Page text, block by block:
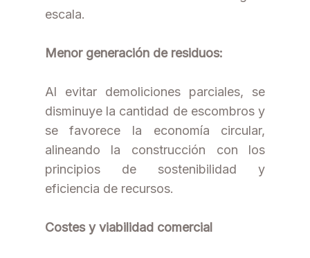
escala.
Menor generación de residuos:
Al evitar demoliciones parciales, se
disminuye la cantidad de escombros y
se favorece la economía circular,
alineando la construcción con los
principios de sostenibilidad y
eficiencia de recursos.
Costes y viabilidad comercial